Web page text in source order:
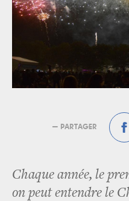
— PARTAGER
Chaque année, le
on peut entendre le